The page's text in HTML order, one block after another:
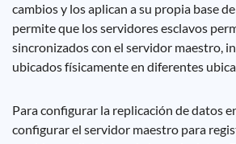
cambios y los aplican a su propia base
permite que los servidores esclavos
sincronizados con el servidor maestro,
ubicados físicamente en diferentes
Para configurar la replicación de datos
configurar el servidor maestro para